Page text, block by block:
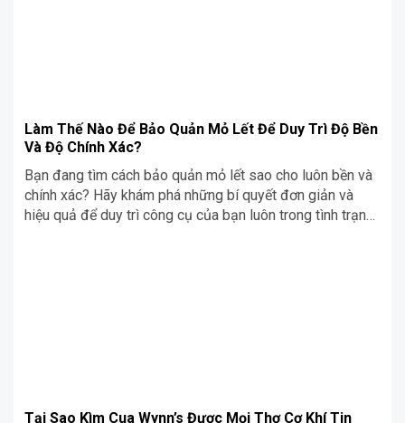
Làm Thế Nào Để Bảo Quản Mỏ Lết Để Duy Trì Độ Bền
Và Độ Chính Xác?
Bạn đang tìm cách bảo quản mỏ lết sao cho luôn bền và
chính xác? Hãy khám phá những bí quyết đơn giản và
hiệu quả để duy trì công cụ của bạn luôn trong tình trạng
Tại Sao Kìm Cua Wynn’s Được Mọi Thợ Cơ Khí Tin